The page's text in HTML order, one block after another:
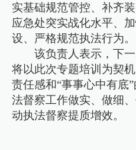
实基础规范管控、补齐
应急处突实战化水平、
设、严格规范执法行为。
该负责人表示，下
将以此次专题培训为契
责任感和“事事心中有底
法督察工作做实、做细
动执法督察提质增效。